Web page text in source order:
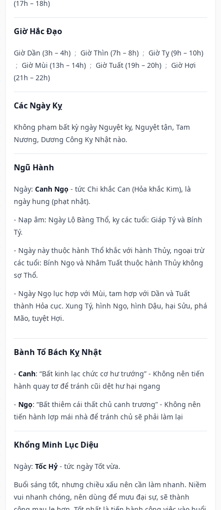
(17h – 18h)
Giờ Hắc Đạo
Giờ Dần (3h – 4h) ; Giờ Thìn (7h – 8h) ; Giờ Tỵ (9h – 10h)
; Giờ Mùi (13h – 14h) ; Giờ Tuất (19h – 20h) ; Giờ Hợi
(21h – 22h)
Các Ngày Kỵ
Không phạm bất kỳ ngày Nguyệt kỵ, Nguyệt tận, Tam
Nương, Dương Công Kỵ Nhật nào.
Ngũ Hành
Ngày: Canh Ngọ - tức Chi khắc Can (Hỏa khắc Kim), là
ngày hung (phạt nhật).
- Nạp âm: Ngày Lộ Bàng Thổ, kỵ các tuổi: Giáp Tý và Bính
Tý.
- Ngày này thuộc hành Thổ khắc với hành Thủy, ngoại trừ
các tuổi: Bính Ngọ và Nhâm Tuất thuộc hành Thủy không
sợ Thổ.
- Ngày Ngọ lục hợp với Mùi, tam hợp với Dần và Tuất
thành Hỏa cục. Xung Tý, hình Ngọ, hình Dậu, hại Sửu, phá
Mão, tuyệt Hợi.
Bành Tổ Bách Kỵ Nhật
- Canh: “Bất kinh lạc chức cơ hư trướng” - Không nên tiến
hành quay tơ để tránh cũi dệt hư hại ngang
- Ngọ: “Bất thiêm cái thất chủ canh trương” - Không nên
tiến hành lợp mái nhà để tránh chủ sẽ phải làm lại
Khổng Minh Lục Diệu
Ngày: Tốc Hỷ - tức ngày Tốt vừa.
Buổi sáng tốt, nhưng chiều xấu nên cần làm nhanh. Niềm
vui nhanh chóng, nên dùng để mưu đại sự, sẽ thành